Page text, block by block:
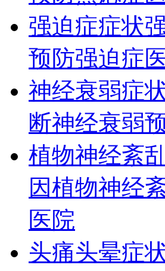
强迫症症状
预防强迫症
神经衰弱症
断神经衰弱
植物神经紊
因植物神经
医院
头痛头晕症